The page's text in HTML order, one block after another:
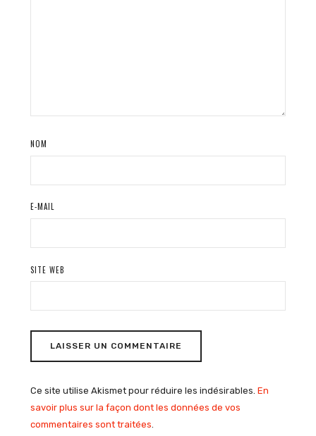
NOM
E-MAIL
SITE WEB
Ce site utilise Akismet pour réduire les indésirables. En
savoir plus sur la façon dont les données de vos
commentaires sont traitées